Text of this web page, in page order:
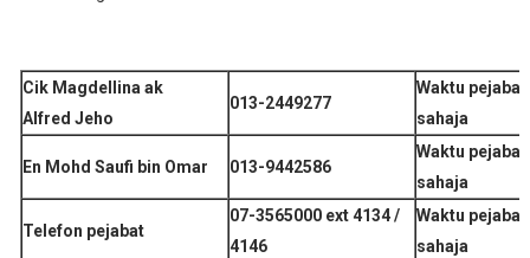
Cik Magdellina ak
Alfred Jeho
013-2449277
Waktu pejabat
sahaja
En Mohd Saufi bin Omar 013-9442586
Waktu pejabat
sahaja
Telefon pejabat
07-3565000 ext 4134 /
4146
Waktu pejabat
sahaja